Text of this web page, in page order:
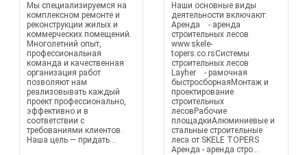
Мы специализируемся на
комплексном ремонте и
реконструкции жилых и
коммерческих помещений.
Многолетний опыт,
профессиональная
команда и качественная
организация работ
позволяют нам
реализовывать каждый
проект профессионально,
эффективно и в
соответствии с
требованиями клиентов.
Наша цель — придать...
Наши основные виды
деятельности включают:
Аренда - аренда
строительных лесов
www.skele-
topers.co.rsСистемы
строительных лесов
Layher - рамочная
быстросборнаяМонтаж и
проектирование
строительных
лесовРабочие
площадкиАлюминиевые и
стальные строительные
леса от SKELE TOPERS
Аренда - аренда стро...